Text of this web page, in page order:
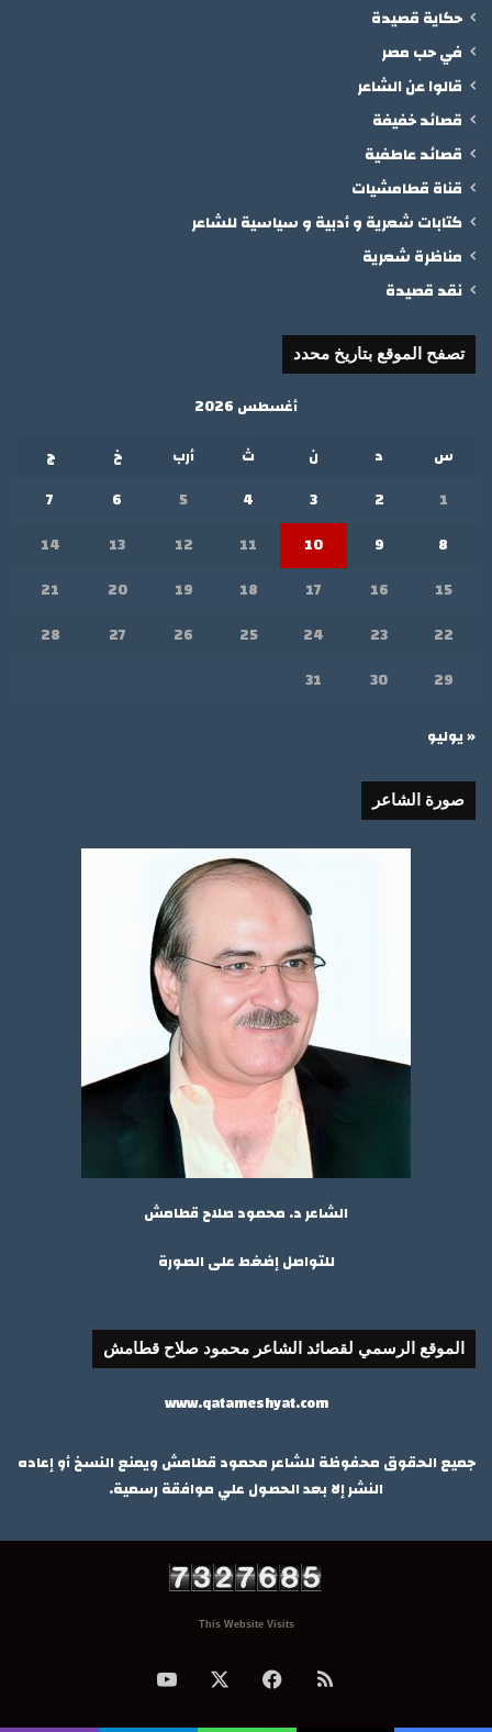
حكاية قصيدة
في حب مصر
قالوا عن الشاعر
قصائد خفيفة
قصائد عاطفية
قناة قطامشيات
كتابات شعرية و أدبية و سياسية للشاعر
مناظرة شعرية
نقد قصيدة
تصفح الموقع بتاريخ محدد
أغسطس 2026
س
د ن ث أرب خ
ج
1
2
3
4
5
6
7
8
9
10
11
12
13
14
15
16
17
18
19
20
21
22
23
24
25
26
27
28
29
30
31
« يوليو
صورة الشاعر
الشاعر د. محمود صلاح قطامش
للتواصل إضغط على الصورة
الموقع الرسمي لقصائد الشاعر محمود صلاح قطامش
www.qatameshyat.com
جميع الحقوق محفوظة للشاعر محمود قطامش ويمنع النسخ أو إعاده
النشر إلا بعد الحصول علي موافقة رسمية.
This Website Visits
ملخصفيسبوك ‫YouTube